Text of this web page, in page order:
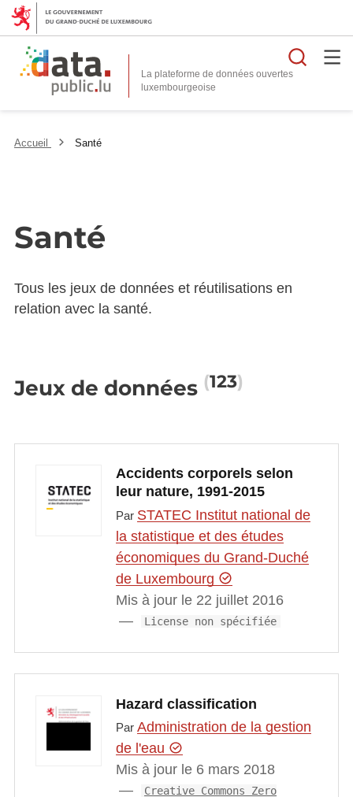
La plateforme de données ouvertes
Accueil Santé
Santé
Tous les jeux de données et réutilisations en
relation avec la santé.
Jeux de données 123
Accidents corporels selon
leur nature, 1991-2015
Par STATEC Institut national de
la statistique et des études
économiques du Grand-Duché
de Luxembourg
Mis à jour le 22 juillet 2016
License non spécifiée
Hazard classification
Par Administration de la gestion
de l'eau
Mis à jour le 6 mars 2018
Creative Commons Zero